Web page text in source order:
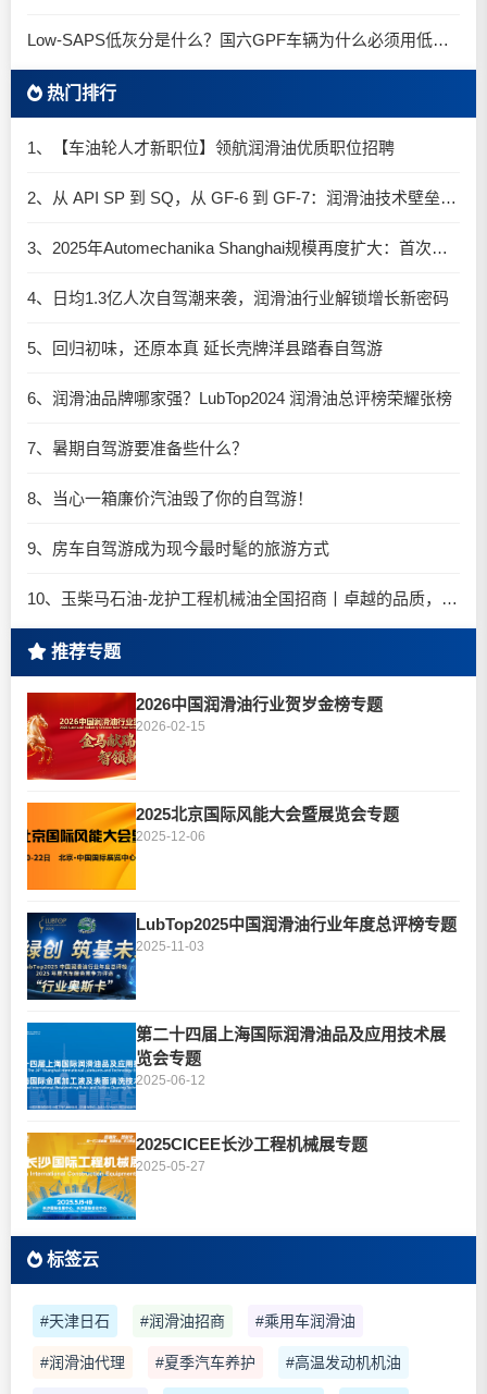
Low-SAPS低灰分是什么？国六GPF车辆为什么必须用低灰油
热门排行
1、【车油轮人才新职位】领航润滑油优质职位招聘
2、从 API SP 到 SQ，从 GF-6 到 GF-7：润滑油技术壁垒再升高，你准备好了吗？
3、2025年Automechanika Shanghai规模再度扩大：首次启用国家会展中心（上海）全部15个展馆
4、日均1.3亿人次自驾潮来袭，润滑油行业解锁增长新密码​
5、回归初味，还原本真 延长壳牌洋县踏春自驾游
6、润滑油品牌哪家强？LubTop2024 润滑油总评榜荣耀张榜
7、暑期自驾游要准备些什么？
8、当心一箱廉价汽油毁了你的自驾游！
9、房车自驾游成为现今最时髦的旅游方式
10、玉柴马石油-龙护工程机械油全国招商丨卓越的品质，专业的品牌！
推荐专题
2026中国润滑油行业贺岁金榜专题
2026-02-15
2025北京国际风能大会暨展览会专题
2025-12-06
LubTop2025中国润滑油行业年度总评榜专题
2025-11-03
第二十四届上海国际润滑油品及应用技术展
览会专题
2025-06-12
2025CICEE长沙工程机械展专题
2025-05-27
标签云
#天津日石 #润滑油招商 #乘用车润滑油
#润滑油代理 #夏季汽车养护 #高温发动机机油